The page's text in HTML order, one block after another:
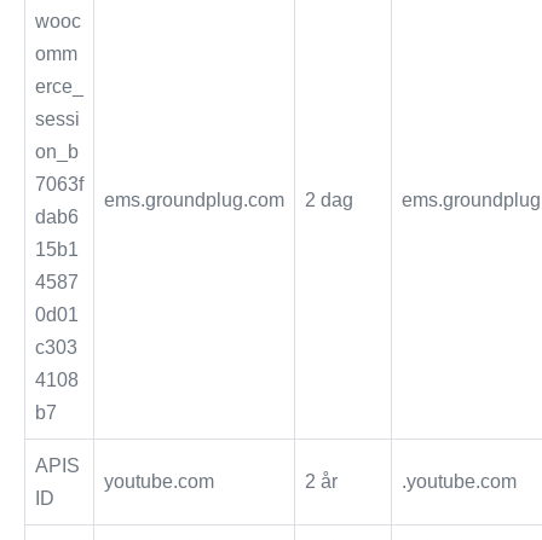
wooc
omm
erce_
sessi
on_b
7063f
dab6
15b1
4587
0d01
c303
4108
b7
ems.groundplug.com 2 dag
APIS
ID
youtube.com 2 år .youtube.com